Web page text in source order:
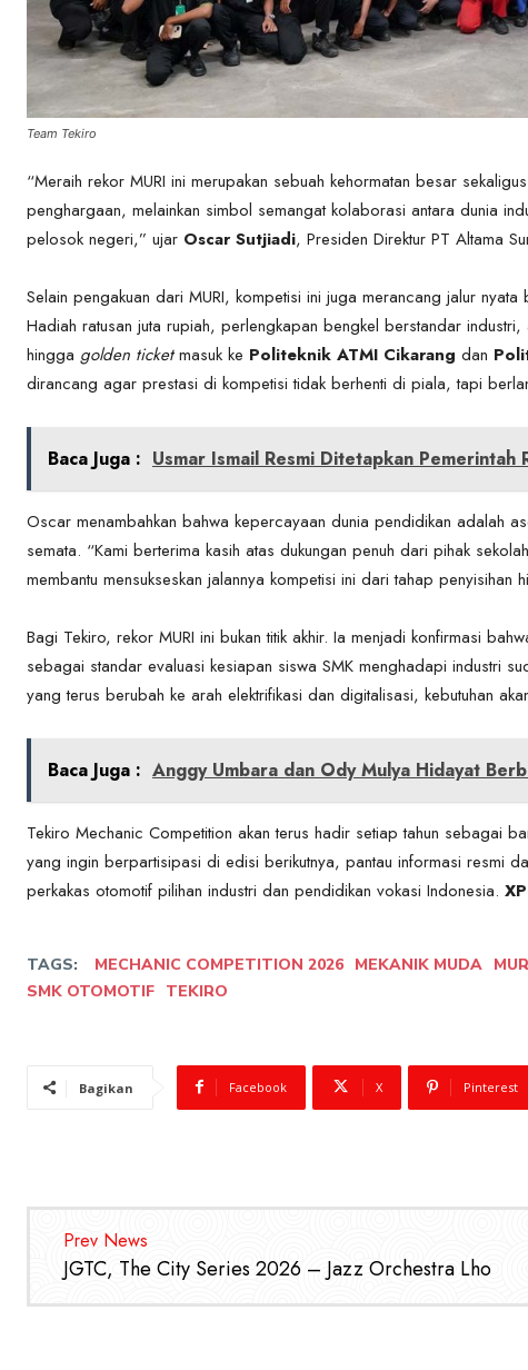
Team Tekiro
“Meraih rekor MURI ini merupakan sebuah kehormatan besar
penghargaan, melainkan simbol semangat kolaborasi antara dunia
pelosok negeri,” ujar Oscar Sutjiadi, Presiden Direktur PT Altama
Selain pengakuan dari MURI, kompetisi ini juga merancang jalur
Hadiah ratusan juta rupiah, perlengkapan bengkel berstandar
hingga golden ticketmasuk ke Politeknik ATMI Cikarang dan
dirancang agar prestasi di kompetisi tidak berhenti di piala, tapi
Baca Juga : Usmar Ismail Resmi Ditetapkan Pemerintah
Oscar menambahkan bahwa kepercayaan dunia pendidikan adalah
semata. “Kami berterima kasih atas dukungan penuh dari pihak
membantu mensukseskan jalannya kompetisi ini dari tahap penyisihan
Bagi Tekiro, rekor MURI ini bukan titik akhir. Ia menjadi konfirmasi
sebagai standar evaluasi kesiapan siswa SMK menghadapi industri
yang terus berubah ke arah elektrifikasi dan digitalisasi, kebutuhan
Baca Juga : Anggy Umbara dan Ody Mulya Hidayat
Tekiro Mechanic Competition akan terus hadir setiap tahun sebagai
yang ingin berpartisipasi di edisi berikutnya, pantau informasi resmi
perkakas otomotif pilihan industri dan pendidikan vokasi Indonesia.
TAGS: MECHANIC COMPETITION 2026 MEKANIK MUDA
SMK OTOMOTIF TEKIRO
Bagikan Facebook X Pinterest
Prev News
JGTC, The City Series 2026 – Jazz Orchestra Lho